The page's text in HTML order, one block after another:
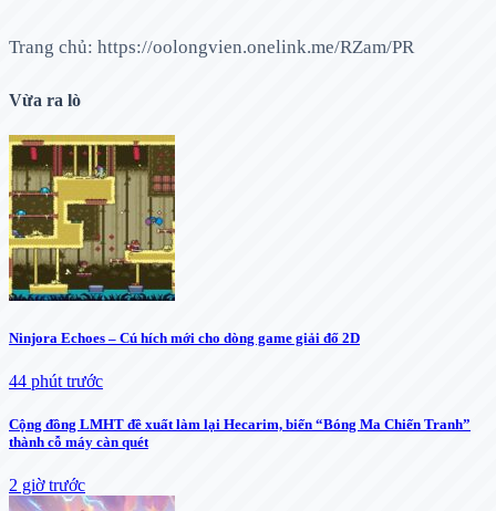
Trang chủ: https://oolongvien.onelink.me/RZam/PR
Vừa ra lò
Ninjora Echoes – Cú hích mới cho dòng game giải đố 2D
44 phút trước
Cộng đồng LMHT đề xuất làm lại Hecarim, biến “Bóng Ma Chiến Tranh”
thành cỗ máy càn quét
2 giờ trước